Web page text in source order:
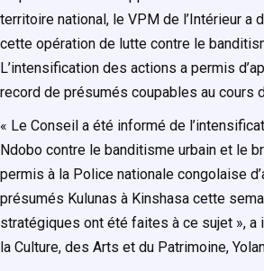
territoire national, le VPM de l’Intérieur a
cette opération de lutte contre le
L’intensification des actions a permis
record de présumés coupables au cours
« Le Conseil a été informé de
Ndobo contre le banditisme urbain et le
permis à la Police nationale congolaise
présumés Kulunas à Kinshasa cette
stratégiques ont été faites à ce sujet », a
la Culture, des Arts et du Patrimoine,